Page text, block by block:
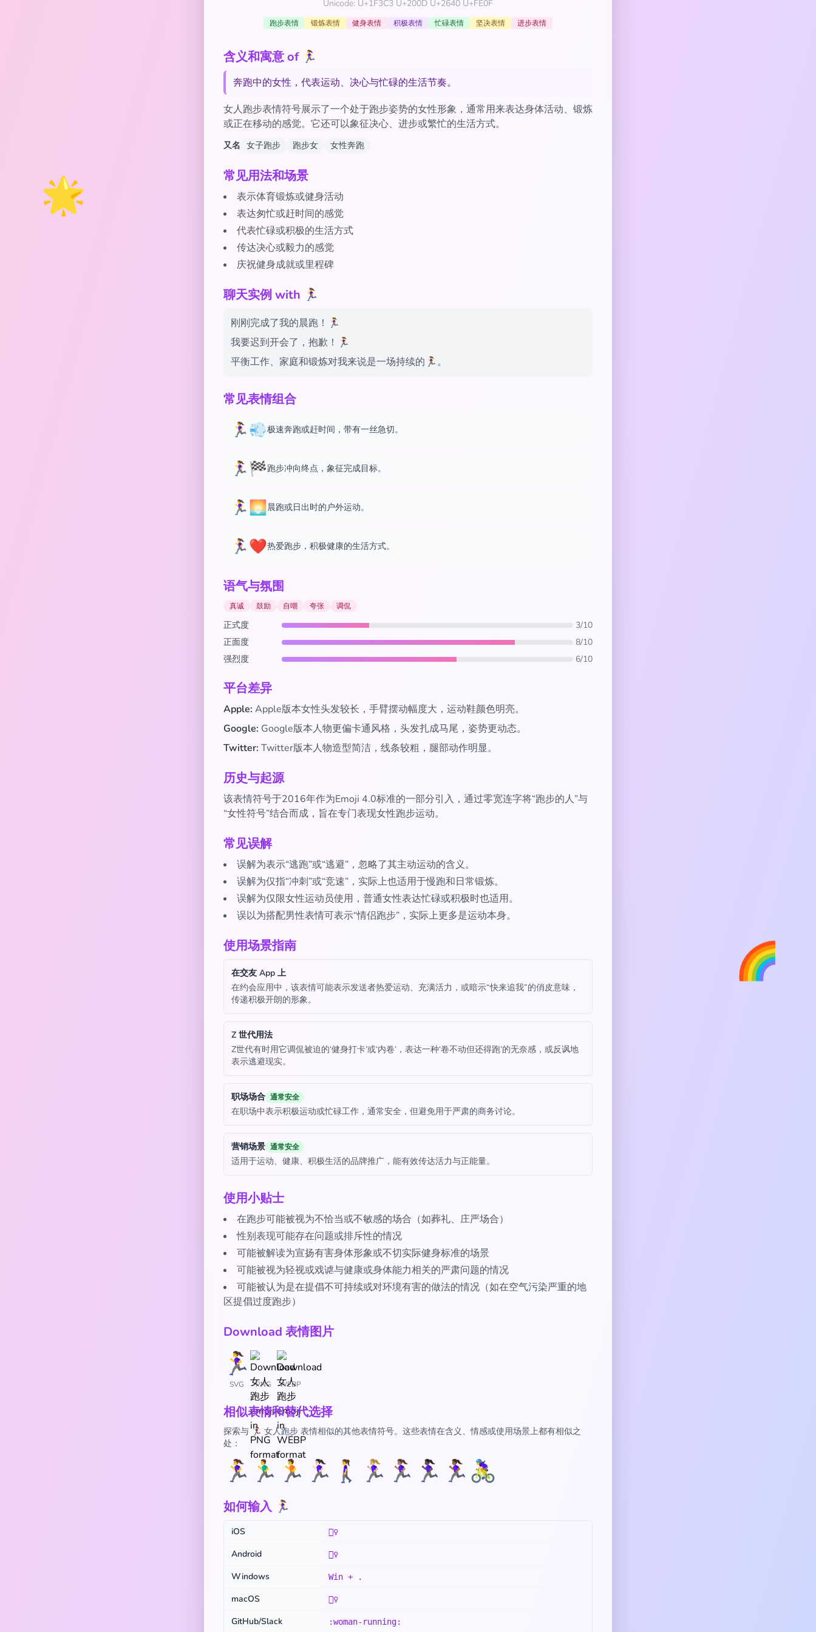
🌟
🌈
Unicode: U+1F3C3 U+200D U+2640 U+FE0F
跑步表情 锻炼表情 健身表情 积极表情 忙碌表情 坚决表情 进步表情
含义和寓意 of 🏃‍♀️
奔跑中的女性，代表运动、决心与忙碌的生活节奏。
女人跑步表情符号展示了一个处于跑步姿势的女性形象，通常用来表达身体活动、锻炼
或正在移动的感觉。它还可以象征决心、进步或繁忙的生活方式。
又名 女子跑步 跑步女 女性奔跑
常见用法和场景
表示体育锻炼或健身活动
表达匆忙或赶时间的感觉
代表忙碌或积极的生活方式
传达决心或毅力的感觉
庆祝健身成就或里程碑
聊天实例 with 🏃‍♀️
刚刚完成了我的晨跑！🏃‍♀️
我要迟到开会了，抱歉！🏃‍♀️
平衡工作、家庭和锻炼对我来说是一场持续的🏃‍♀️。
常见表情组合
🏃‍♀️💨极速奔跑或赶时间，带有一丝急切。
🏃‍♀️🏁跑步冲向终点，象征完成目标。
🏃‍♀️🌅晨跑或日出时的户外运动。
🏃‍♀️❤️热爱跑步，积极健康的生活方式。
语气与氛围
真诚 鼓励 自嘲 夸张 调侃
正式度
3/10
正面度
8/10
强烈度
6/10
平台差异
Apple: Apple版本女性头发较长，手臂摆动幅度大，运动鞋颜色明亮。
Google: Google版本人物更偏卡通风格，头发扎成马尾，姿势更动态。
Twitter: Twitter版本人物造型简洁，线条较粗，腿部动作明显。
历史与起源
该表情符号于2016年作为Emoji 4.0标准的一部分引入，通过零宽连字将“跑步的人”与
“女性符号”结合而成，旨在专门表现女性跑步运动。
常见误解
误解为表示“逃跑”或“逃避”，忽略了其主动运动的含义。
误解为仅指“冲刺”或“竞速”，实际上也适用于慢跑和日常锻炼。
误解为仅限女性运动员使用，普通女性表达忙碌或积极时也适用。
误以为搭配男性表情可表示“情侣跑步”，实际上更多是运动本身。
使用场景指南
在交友 App 上
在约会应用中，该表情可能表示发送者热爱运动、充满活力，或暗示“快来追我”的俏皮意味，
传递积极开朗的形象。
Z 世代用法
Z世代有时用它调侃被迫的‘健身打卡’或‘内卷’，表达一种‘卷不动但还得跑’的无奈感，或反讽地
表示逃避现实。
职场场合 通常安全
在职场中表示积极运动或忙碌工作，通常安全，但避免用于严肃的商务讨论。
营销场景 通常安全
适用于运动、健康、积极生活的品牌推广，能有效传达活力与正能量。
使用小贴士
在跑步可能被视为不恰当或不敏感的场合（如葬礼、庄严场合）
性别表现可能存在问题或排斥性的情况
可能被解读为宣扬有害身体形象或不切实际健身标准的场景
可能被视为轻视或戏谑与健康或身体能力相关的严肃问题的情况
可能被认为是在提倡不可持续或对环境有害的做法的情况（如在空气污染严重的地
区提倡过度跑步）
Download 表情图片
SVG PNG WEBP
相似表情和替代选择
探索与 🏃‍♀️ 女人跑步 表情相似的其他表情符号。这些表情在含义、情感或使用场景上都有相似之
处：
🏃‍♀️ 🏃‍♂️ 🏃 🏃🏻‍♀️ 🚶‍♀️ 🏃🏼‍♀️ 🏃🏽‍♀️ 🏃🏿‍♀️ 🏃🏾‍♀️ 🚴‍♀️
如何输入 🏃‍♀️
iOS 🏃‍♀️
Android 🏃‍♀️
Windows Win + .
macOS 🏃‍♀️
GitHub/Slack :woman-running: